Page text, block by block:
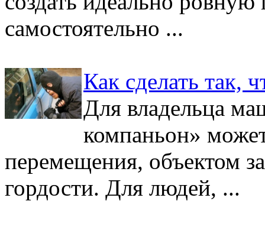
самостоятельно ...
Как сделать так,
Для владельца
компаньон»
перемещения, объектом
гордости. Для людей, ...